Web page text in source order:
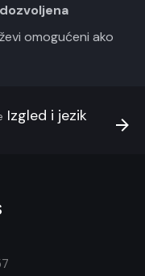
dozvoljena
omogućeni ako
Izgled i jezik